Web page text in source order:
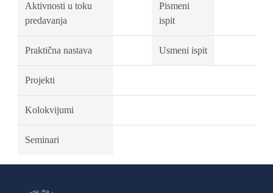
Aktivnosti u toku
predavanja
Pismeni
ispit
Praktična nastava Usmeni ispit
Projekti
Kolokvijumi
Seminari